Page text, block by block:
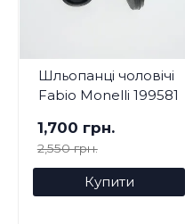
Шльопанці чоловічі
Fabio Monelli 199581
1,700 грн.
2,550 грн.
Купити